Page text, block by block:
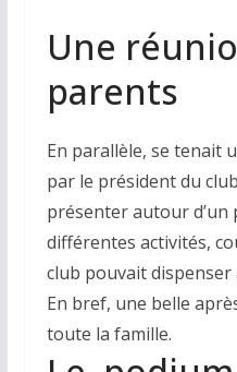
Une
parents
En parallèle, se tenait
par le président du club
présenter autour
différentes activités,
club pouvait
En bref, une belle
toute la famille.